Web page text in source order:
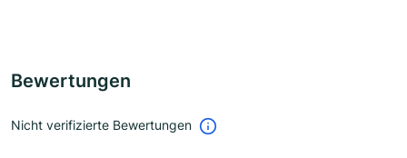
Bewertungen
Nicht verifizierte Bewertungen